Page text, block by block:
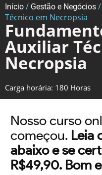
Início / Gestão e Negócios
Técnico em Necropsia
Auxiliar
Necropsia
Carga horária: 180 Horas
Nosso curso
começou. Leia
abaixo e se
R$49,90. Bom